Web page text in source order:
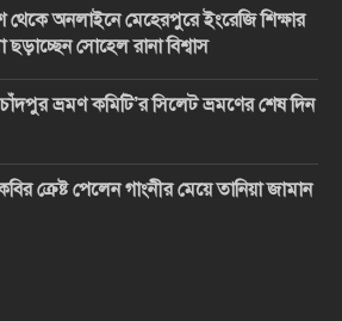
থেকে অনলাইনে মেহেরপুরে ইংরেজি শিক্ষার
সোহেল রানা বিশ্বাস
ভ্রমণ কমিটি’র সিলেট ভ্রমণের শেষ দিন
কবির ক্রেষ্ট পেলেন গাংনীর মেয়ে তানিয়া জামান